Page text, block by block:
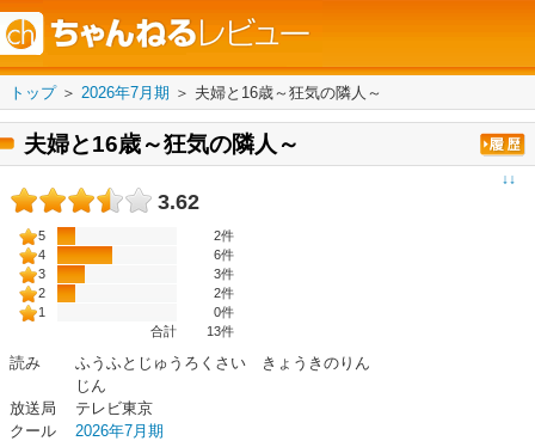
トップ＞ 2026年7月期 ＞ 夫婦と16歳～狂気の隣人～
夫婦と16歳～狂気の隣人～
↓↓
3.62
5
2件
4
6件
3
3件
2
2件
1
0件
合計
13件
読み
ふうふとじゅうろくさい きょうきのりん
じん
放送局
テレビ東京
クール
2026年7月期